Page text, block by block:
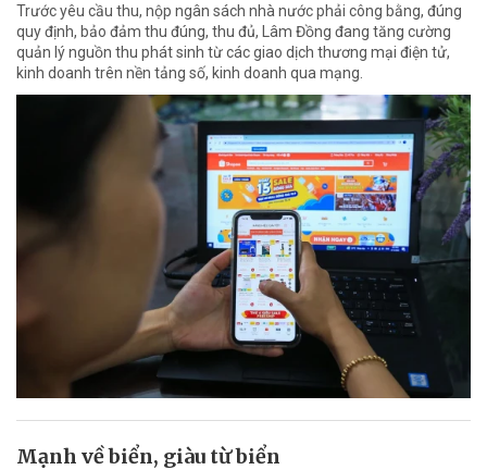
Trước yêu cầu thu, nộp ngân sách nhà nước phải công bằng, đúng
quy định, bảo đảm thu đúng, thu đủ, Lâm Đồng đang tăng cường
quản lý nguồn thu phát sinh từ các giao dịch thương mại điện tử,
kinh doanh trên nền tảng số, kinh doanh qua mạng.
Mạnh về biển, giàu từ biển